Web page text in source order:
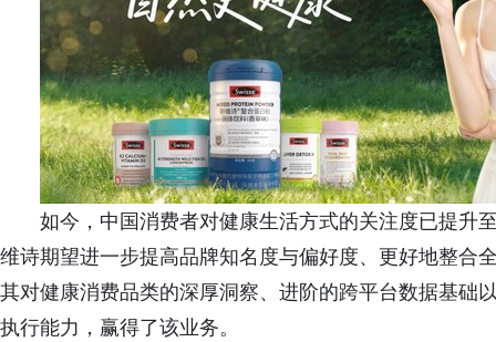
如今，中国消费者对健康生活方式的关注度已提升
维诗期望进一步提高品牌知名度与偏好度、更好地整合
其对健康消费品类的深厚洞察、进阶的跨平台数据基础
执行能力，赢得了该业务。